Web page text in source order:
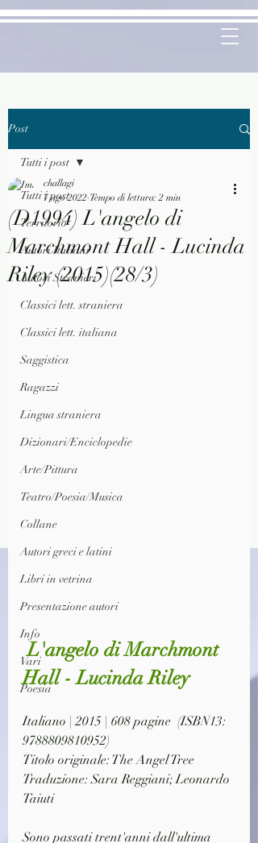
Post
Tutti i post
Territorio
Autori Italiani
Autori Stranieri
Classici lett. straniera
Classici lett. italiana
Saggistica
Ragazzi
Lingua straniera
Dizionari/Enciclopedie
Arte/Pittura
Teatro/Poesia/Musica
Collane
Autori greci e latini
Libri in vetrina
Presentazione autori
Info
Vari
Poesia
Tutti i post
(D1994) L'angelo di
Marchmont Hall - Lucinda
Riley (2015)(28/3)
challagi
7 ago 2022 Tempo di lettura: 2 min
L'angelo di Marchmont
Hall - Lucinda Riley
Italiano | 2015 | 608 pagine  (ISBN13:
9788809810952)
Titolo originale: The Angel Tree
Traduzione: Sara Reggiani; Leonardo
Taiuti
Sono passati trent'anni dall'ultima